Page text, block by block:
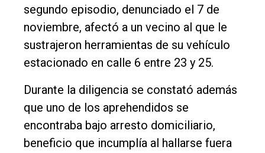
segundo episodio, denunciado el 7 de
noviembre, afectó a un vecino al que le
sustrajeron herramientas de su vehículo
estacionado en calle 6 entre 23 y 25.
Durante la diligencia se constató además
que uno de los aprehendidos se
encontraba bajo arresto domiciliario,
beneficio que incumplía al hallarse fuera